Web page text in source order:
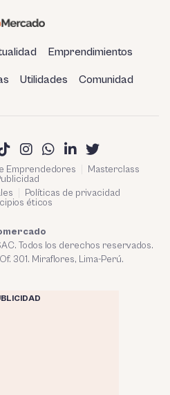
Emprendimientos
Utilidades Comunidad
Emprendedores
Masterclass
Políticas de privacidad
éticos
Todos los derechos reservados.
301. Miraflores, Lima-Perú.